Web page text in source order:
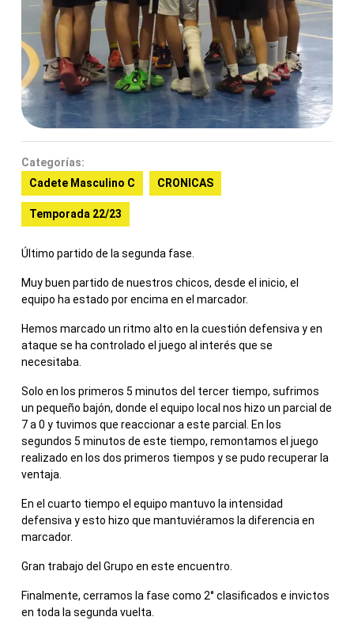
Categorías:
Cadete Masculino C
CRONICAS
Temporada 22/23
Último partido de la segunda fase.
Muy buen partido de nuestros chicos, desde el inicio, el
equipo ha estado por encima en el marcador.
Hemos marcado un ritmo alto en la cuestión defensiva y en
ataque se ha controlado el juego al interés que se
necesitaba.
Solo en los primeros 5 minutos del tercer tiempo, sufrimos
un pequeño bajón, donde el equipo local nos hizo un parcial de
7 a 0 y tuvimos que reaccionar a este parcial. En los
segundos 5 minutos de este tiempo, remontamos el juego
realizado en los dos primeros tiempos y se pudo recuperar la
ventaja.
En el cuarto tiempo el equipo mantuvo la intensidad
defensiva y esto hizo que mantuviéramos la diferencia en
marcador.
Gran trabajo del Grupo en este encuentro.
Finalmente, cerramos la fase como 2° clasificados e invictos
en toda la segunda vuelta.